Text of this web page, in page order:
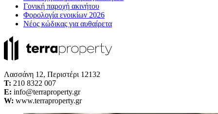
Γονική παροχή ακινήτου
Φορολογία ενοικίων 2026
Νέος κώδικας για αυθαίρετα
Λασσάνη 12, Περιστέρι 12132
Τ: 210 8322 007
E: info@terraproperty.gr
W: www.terraproperty.gr